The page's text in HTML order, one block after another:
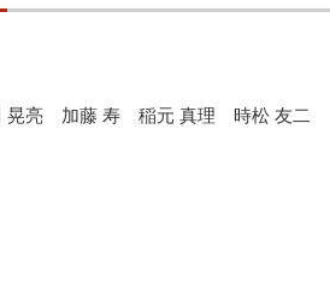
晃亮 加藤 寿 稲元 真理 時松 友二